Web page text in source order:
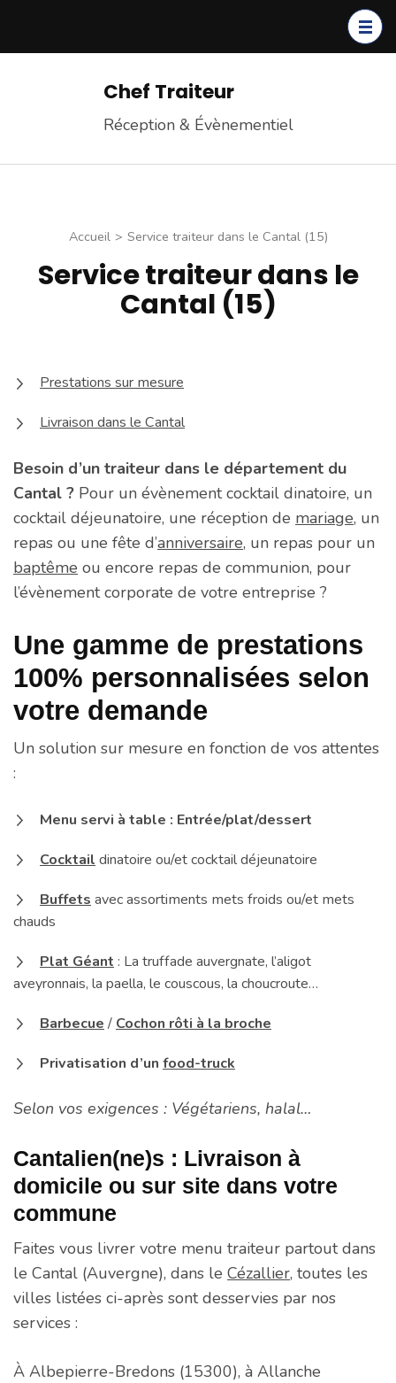
Chef Traiteur
Réception & Évènementiel
Accueil > Service traiteur dans le Cantal (15)
Service traiteur dans le
Cantal (15)
Prestations sur mesure
Livraison dans le Cantal
Besoin d’un traiteur dans le département du
Cantal ? Pour un évènement cocktail dinatoire, un
cocktail déjeunatoire, une réception de mariage, un
repas ou une fête d’anniversaire, un repas pour un
baptême ou encore repas de communion, pour
l’évènement corporate de votre entreprise ?
Une gamme de prestations
100% personnalisées selon
votre demande
Un solution sur mesure en fonction de vos attentes
:
Menu servi à table : Entrée/plat/dessert
Cocktail dinatoire ou/et cocktail déjeunatoire
Buffets avec assortiments mets froids ou/et mets
chauds
Plat Géant : La truffade auvergnate, l’aligot
aveyronnais, la paella, le couscous, la choucroute…
Barbecue / Cochon rôti à la broche
Privatisation d’un food-truck
Selon vos exigences : Végétariens, halal…
Cantalien(ne)s : Livraison à
domicile ou sur site dans votre
commune
Faites vous livrer votre menu traiteur partout dans
le Cantal (Auvergne), dans le Cézallier, toutes les
villes listées ci-après sont desservies par nos
services :
À Albepierre-Bredons (15300), à Allanche